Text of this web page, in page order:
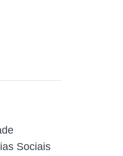
Sociais